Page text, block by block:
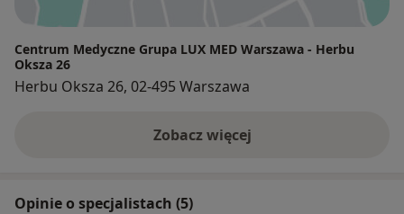
Centrum Medyczne Grupa LUX MED Warszawa - Herbu
Oksza 26
Herbu Oksza 26, 02-495 Warszawa
Zobacz więcej
Opinie o specjalistach (5)